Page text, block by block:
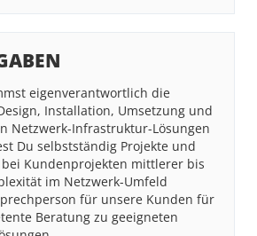
eigenverantwortlich die
Installation, Umsetzung und
Netzwerk-Infrastruktur-Lösungen
Du selbstständig Projekte und
Kundenprojekten mittlerer bis
im Netzwerk-Umfeld
für unsere Kunden für
Beratung zu geeigneten